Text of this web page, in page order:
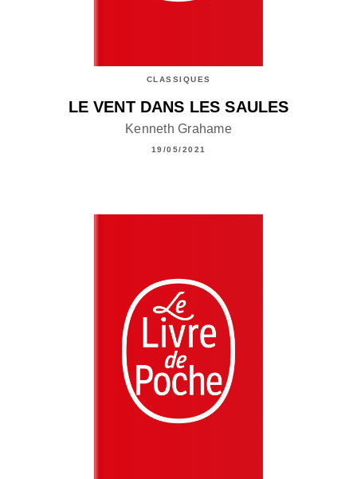
CLASSIQUES
LE VENT DANS LES SAULES
Kenneth Grahame
19/05/2021